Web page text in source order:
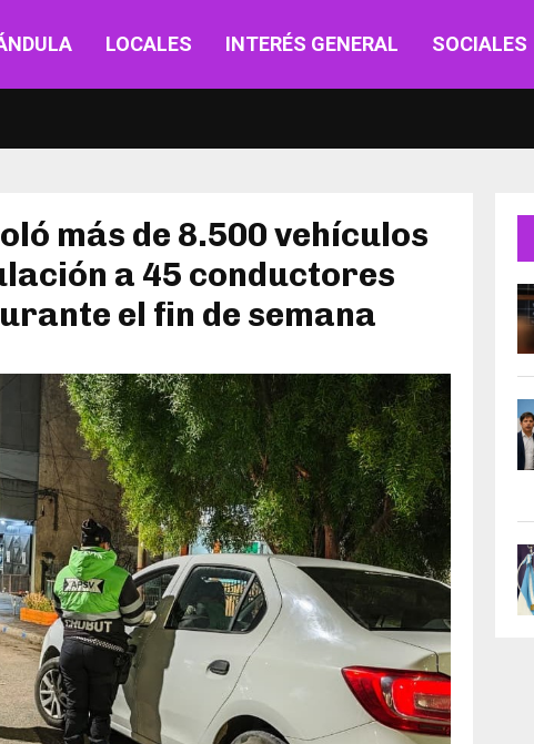
LOCALES INTERÉS GENERAL SOCIALES
más de 8.500 vehículos
a 45 conductores
el fin de semana